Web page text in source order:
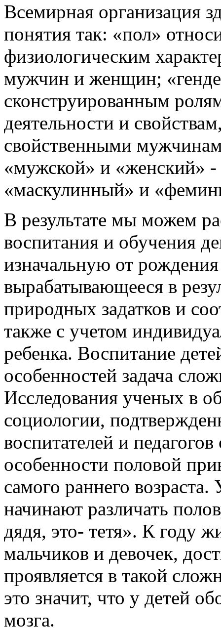
Всемирная организация
понятия так: «пол»
физиологическим
мужчин и женщин;
сконструированным
деятельности и
свойственными
«мужской» и «женский» -
«маскулинный» и
В результате мы можем
воспитания и обучения
изначальную от
вырабатывающееся в
природных задатков и
также с учетом
ребенка. Воспитание
особенностей задача
Исследования ученых в
социологии,
воспитателей и
особенности половой
самого раннего
начинают различать
дядя, это- тетя». К году
мальчиков и девочек,
проявляется в такой
это значит, что у детей
мозга.